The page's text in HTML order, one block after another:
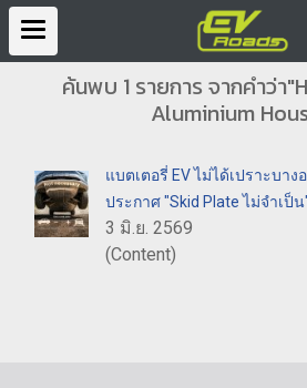
ค้นพบ 1 รายการ จากคำว่า
Aluminium
แบตเตอรี่ EV ไม่ได้เปราะบางอ
ประกาศ "Skid Plate ไม่จำเป็น
3 มิ.ย. 2569
(Content)